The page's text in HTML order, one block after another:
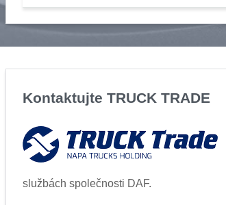
Kontaktujte TRUCK TRADE
službách společnosti DAF.